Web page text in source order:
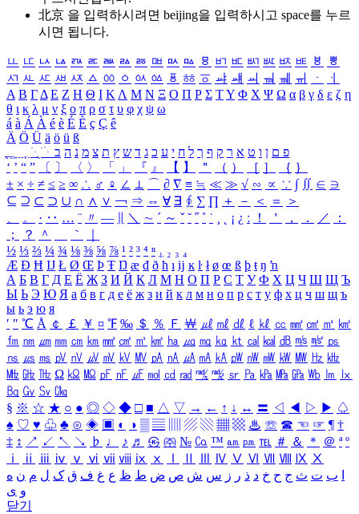
北京 을 입력하시려면 beijing을 입력하시고 space를 누르
시면 됩니다.
ㅥ ㅦ ㅧ ㅨ ㅩ ㅪ ㅫ ㅬ ㅭ ㅮ ㅯ ㅰ ㅱ ㅲ ㅳ ㅴ ㅵ ㅶ ㅷ ㅸ
ㅹ
ㅺ ㅻ ㅼ ㅽ ㅾ ㅿ ㆀ ㆁ ㆂ ㆃ ㆄ ㆅ ㆆ ㆇ ㆈ ㆉ ㆊ ㆋ ㆌ ㆍ
ㆎ
Α Β ΓΔ Ε Ζ Η Θ Ι ΚΛ Μ Ν Ξ Ο Π Ρ Σ ΤΥ Φ Χ Ψ Ω α β γ δ ε ζ η
θ ι κ λ μ ν ξ ο π ρ σ τ υ φ χ ψ ω
á à Á À é è É È ç Ç ê
Ä Ö Ü ä ö ü ß
ִֶֹ ֻּ ׁׂ פ ם ן ו ט א ר ק ף ך ל ח י ע כ ג ד ש ץ ת צ מ נ ה ב
‘ ’ “ ” 〔 〕 〈 〉 「 」 『 』 【 】 ＂ （ ） ［ ］ ｛ ｝
± × ÷ ≠ ≤ ≥ ∞ ∴ ♂ ♀ ∠ ⊥ ⌒ ∂ ∇ ≡ ≒ ≪ ≫ √ ∽ ∝ ∵ ∫ ∬ ∈ ∋
⊆ ⊇ ⊂ ⊃ ∪ ∩ ∧ ∨ ￢ ⇒ ⇔ ∀ ∃ ∮ ∑ ∏ ＋ － ＜ ＝
＞
、
。 · ‥ … ¨ 〃 ― ＼ ∼ ´ ～ ˇ ˘ ˝ ˚ ˙ ¸ ¡ ¿ ː ！ ＇ ， ． ／
：
；
？ ＾ ｀
½ ⅓ ⅔ ¼ ¾ ⅛ ⅜ ⅝ ⅞ ¹ ² ³ ⁴ ⁿ ₁ ₂ ₃ ₄
Æ Ð Ħ Ĳ Ł Ø Œ Þ Ŧ Ŋ æ đ ð ħ ı ĳ ĸ ŀ ł ø œ ß þ ŧ ŋ ŉ
А Б В Г Д Е Ё Ж З И Й К Л М Н О П Р С Т У Ф Х Ц Ч Ш Щ Ъ
Ы Ь Э Ю Я а б в г д е ё ж з и й к л м н о п р с т у ф х ц ч ш щ ъ
ы ь э ю я
′ ″ ℃ Å ￠ ￡ ￥ ¤ ℉ ‰ ＄ ％ Ｆ ￦ ㎕ ㎖ ㎗ ℓ ㎘ ㏄ ㎣ ㎤ ㎥ ㎦
㎙ ㎚ ㎛ ㎜ ㎝ ㎞ ㎟ ㎠ ㎡ ㎢ ㏊ ㎍ ㎎ ㎏ ㏏ ㎈ ㎉ ㏈ ㎧ ㎨ ㎰
㎱ ㎲ ㎳ ㎴ ㎵ ㎶ ㎷ ㎸ ㎹ ㎀ ㎁ ㎂ ㎃ ㎄ ㎺ ㎻ ㎽ ㎾ ㎿ ㎐ ㎑
㎒ ㎓ ㎔ Ω ㏀ ㏁ ㎊ ㎋ ㎌ ㏖ ㏅ ㎭ ㎮ ㎯ ㏛ ㎩ ㎪ ㎫ ㎬ ㏝ ㏐
㏓
㏃ ㏉ ㏜ ㏆
§ ※ ☆ ★ ○ ● ◎ ◇ ◆ □ ■ △ ▽ → ← ↑ ↓ ↔ 〓 ◁ ◀ ▷ ▶ ♤
♠ ♡ ♥ ♧ ♣ ⊙ ◈ ▣ ◐ ◑ ▒ ▤ ▨ ▧ ▦ ▩ ♨ ☏ ☎ ☜ ☞ ¶ †
‡ ↕ ↗ ↙ ↖ ↘ ♭ ♩ ♪ ♬ ㉿ ㈜ № ㏇ ™ ㏂ ㏘ ℡ ＃ ＆ ＊ ＠ ª º
ⅰ
ⅱ ⅲ ⅳ ⅴ ⅵ ⅶ ⅷ ⅸ ⅹ Ⅳ Ⅴ Ⅵ Ⅶ Ⅷ Ⅸ Ⅹ
ب ت ث ج ح خ د ذ ر ز س ش ص ض ط ظ ع غ ف ق ک ل م ن ه
و ی
닫기